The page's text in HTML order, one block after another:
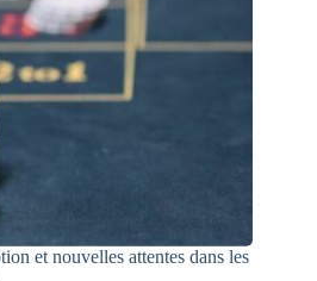
et nouvelles attentes dans les